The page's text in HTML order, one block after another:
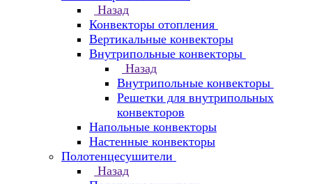
Назад
Конвекторы отопления
Вертикальные конвекторы
Внутрипольные конвекторы
Назад
Внутрипольные конвекторы
Решетки для внутрипольных
конвекторов
Напольные конвекторы
Настенные конвекторы
Полотенцесушители
Назад